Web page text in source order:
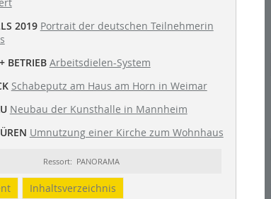
2019 Portrait der deutschen Teilnehmerin
BETRIEB Arbeitsdielen-System
Schabeputz am Haus am Horn in Weimar
Neubau der Kunsthalle in Mannheim
Umnutzung einer Kirche zum Wohnhaus
Ressort: PANORAMA
Inhaltsverzeichnis